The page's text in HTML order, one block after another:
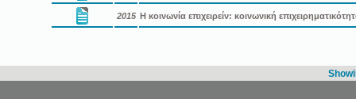
2015 Η κοινωνία επιχειρείν: κοινωνική